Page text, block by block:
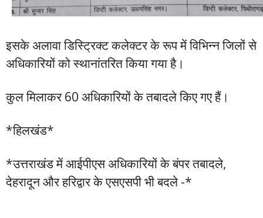
इसके अलावा डिस्ट्रिक्ट कलेक्टर के रूप में विभिन्न जिलों से
अधिकारियों को स्थानांतरित किया गया है।
कुल मिलाकर 60 अधिकारियों के तबादले किए गए हैं।
*हिलखंड*
*उत्तराखंड में आईपीएस अधिकारियों के बंपर तबादले,
देहरादून और हरिद्वार के एसएसपी भी बदले -*